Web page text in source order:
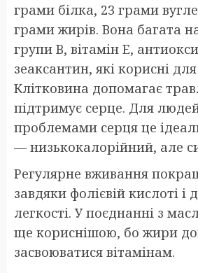
грами білка, 23 грами
грами жирів. Вона багата
групи B, вітамін E,
зеаксантин, які корисні
Клітковина допомагає
підтримує серце. Для
проблемами серця це
— низькокалорійний, але
Регулярне вживання
завдяки фолієвій кислоті і
легкості. У поєднанні з
ще кориснішою, бо жири
засвоюватися вітамінам.